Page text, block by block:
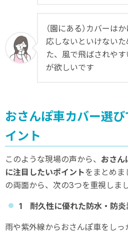
（園にある）カバーは
応しないといけない
た、風で飛ばされや
が欲しいです
おさんぽ車カバー選
イント
このような現場の声から、 おさん
に注目したいポイント をまとめ
の両面から、次の3つを重視しまし
1 耐久性に優れた防水・防炎
雨や紫外線からおさんぽ車をしっ